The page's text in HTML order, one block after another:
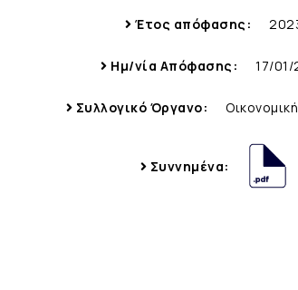
Έτος απόφασης:
Ημ/νία Απόφασης: 17/01/
Συλλογικό Όργανο:
Συννημένα: